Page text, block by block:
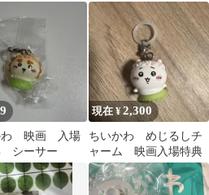
入場特典第２
わ 映画 入場
シーサー
現在 ¥2,300
ちいかわ めじるしチ
ャーム 映画入場特典